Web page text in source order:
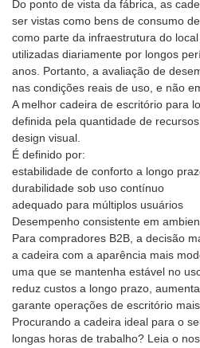
Do ponto de vista da fábrica, as
ser vistas como bens de consumo
como parte da infraestrutura do
utilizadas diariamente por longos
anos. Portanto, a avaliação de
nas condições reais de uso, e não
A melhor cadeira de escritório para
definida pela quantidade de
design visual.
É definido por:
estabilidade de conforto a longo
durabilidade sob uso contínuo
adequado para múltiplos usuários
Desempenho consistente em
Para compradores B2B, a decisão
a cadeira com a aparência mais
uma que se mantenha estável no
reduz custos a longo prazo,
garante operações de escritório
Procurando a cadeira ideal para o
longas horas de trabalho? Leia o